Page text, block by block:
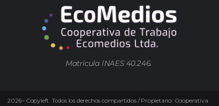
Matrícula INAES 40.246.
2026– Copyleft. Todos los derechos compartidos / Propietario: Cooperativa